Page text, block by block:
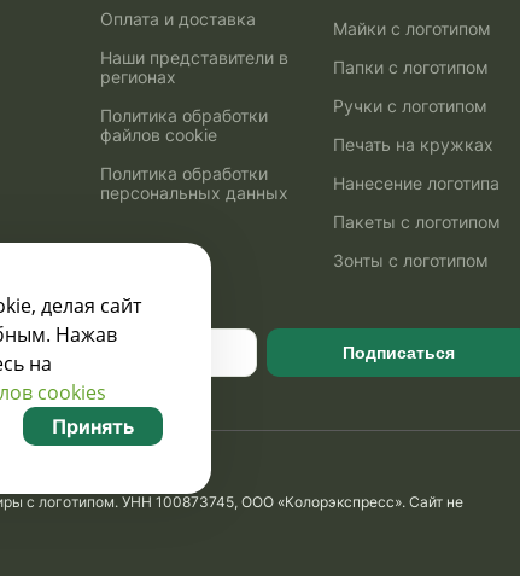
Оплата и доставка
Наши представители в
регионах
Политика обработки
файлов cookie
Политика обработки
персональных данных
Майки с логотипом
Папки с логотипом
Ручки с логотипом
Печать на кружках
Нанесение логотипа
Пакеты с логотипом
Зонты с логотипом
Подписаться
с логотипом. УНН 100873745, ООО «Колорэкспресс». Сайт не
делая сайт
Нажав
на
cookies
Принять